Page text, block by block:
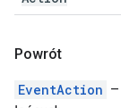
Powrót
EventAction